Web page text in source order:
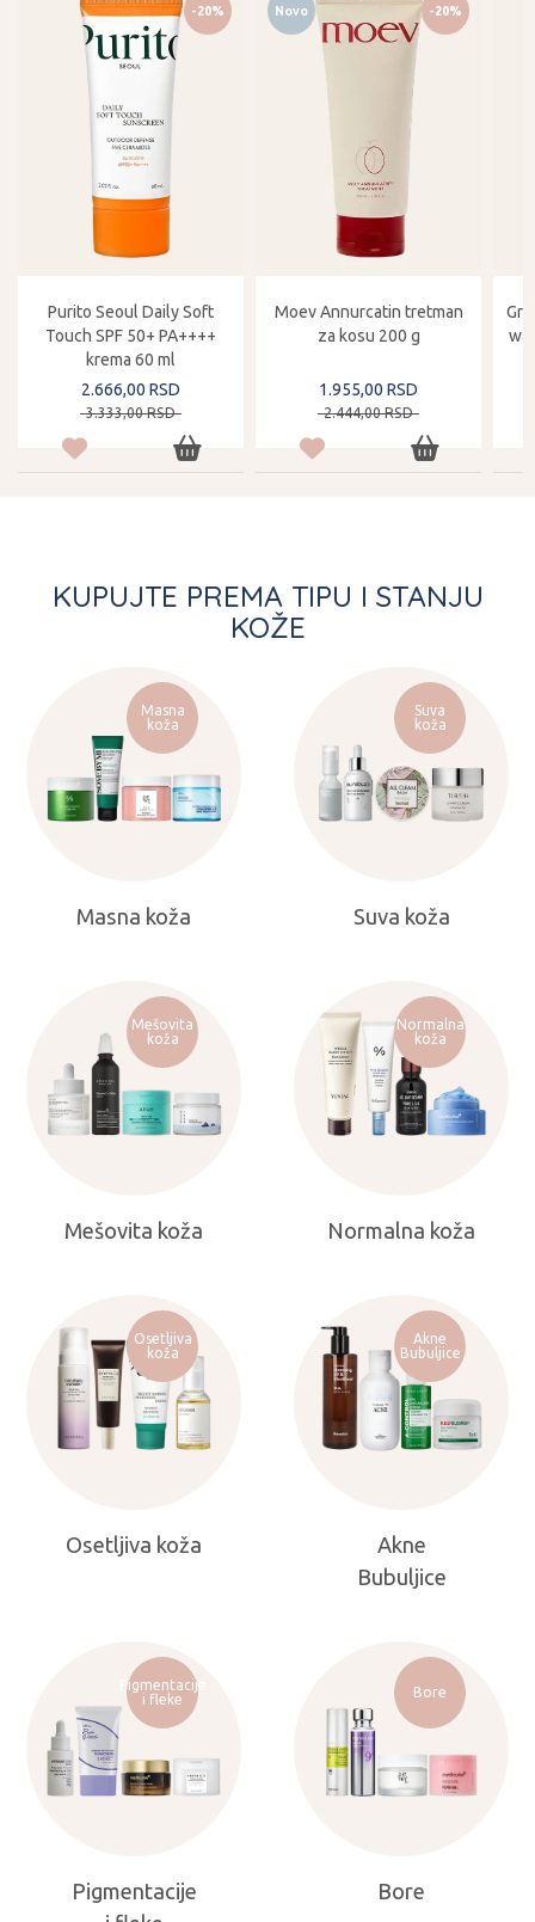
-20%
Purito Seoul Daily Soft
Touch SPF 50+ PA++++
krema 60 ml
2.666,00 RSD
3.333,00 RSD
Novo -20%
Moev Annurcatin tretman
za kosu 200 g
1.955,00 RSD
2.444,00 RSD
KUPUJTE PREMA TIPU I STANJU
KOŽE
Masna
koža
Masna koža
Suva
koža
Suva koža
Mešovita
koža
Mešovita koža
Normalna
koža
Normalna koža
Osetljiva
koža
Osetljiva koža
Akne
Bubuljice
Akne
Bubuljice
Pigmentacije
i fleke
Pigmentacije
Bore
Bore